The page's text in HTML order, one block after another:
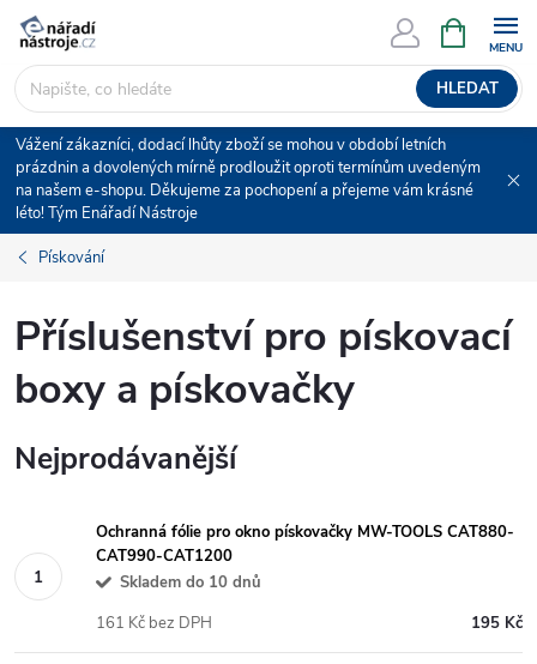
Přejít
obsah
HLEDAT
NÁKUPNÍ
KOŠÍK
Vážení zákazníci, dodací lhůty zboží se mohou v období letních
prázdnin a dovolených mírně prodloužit oproti termínům uvedeným
na našem e-shopu. Děkujeme za pochopení a přejeme vám krásné
léto! Tým Enářadí Nástroje
Pískování
Příslušenství pro pískovací
boxy a pískovačky
Nejprodávanější
Ochranná fólie pro okno pískovačky MW-TOOLS CAT880-
CAT990-CAT1200
Skladem do 10 dnů
195 Kč
161 Kč bez DPH